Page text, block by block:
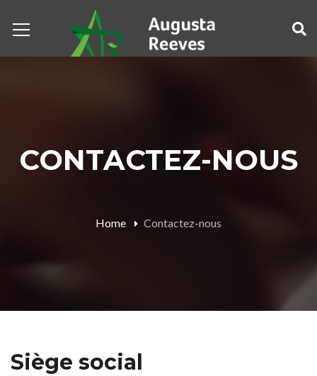
CONTACTEZ-NOUS
Home Contactez-nous
Siège social